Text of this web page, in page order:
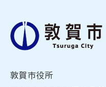
敦賀市役所